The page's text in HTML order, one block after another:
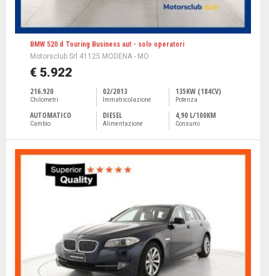
BMW 520 d Touring Business aut - solo operatori
Motorsclub Srl 41125 MODENA - MO
€ 5.922
216.920
Chilometri
02/2013
Immatricolazione
135KW (184CV)
Potenza
AUTOMATICO
Cambio
DIESEL
Alimentazione
4,90 L/100KM
Consumi